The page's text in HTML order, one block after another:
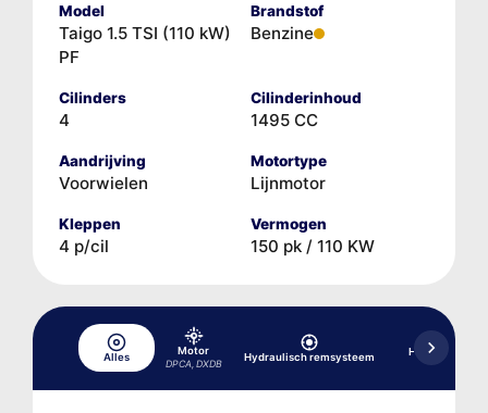
Model
Taigo 1.5 TSI (110 kW)
PF
Brandstof
Benzine
Cilinders
4
Cilinderinhoud
1495 CC
Aandrijving
Voorwielen
Motortype
Lijnmotor
Kleppen
4 p/cil
Vermogen
150 pk / 110 KW
Alles
Motor
DPCA, DXDB
Hydraulisch remsysteem
Hydraulische